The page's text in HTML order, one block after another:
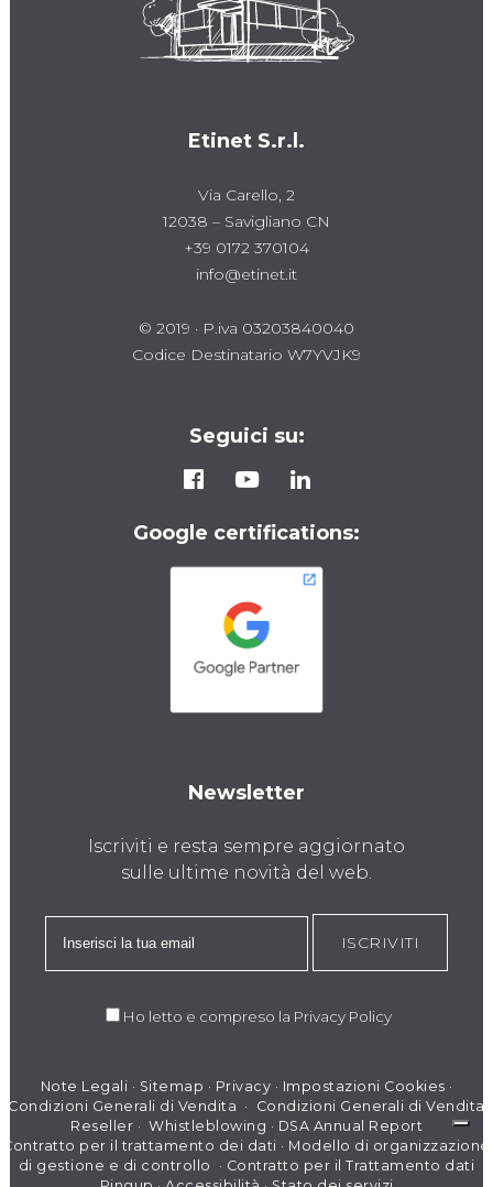
Etinet S.r.l.
Via Carello, 2
12038 – Savigliano CN
+39 0172 370104
info@etinet.it
© 2019 · P.iva 03203840040
Codice Destinatario W7YVJK9
Seguici su:
Google certifications:
Newsletter
Iscriviti e resta sempre aggiornato
sulle ultime novità del web.
ISCRIVITI
Ho letto e compreso la Privacy Policy
Note Legali · Sitemap · Privacy · Impostazioni Cookies ·
Condizioni Generali di Vendita · Condizioni Generali di Vendita
Reseller · Whistleblowing · DSA Annual Report
Contratto per il trattamento dei dati · Modello di organizzazione
di gestione e di controllo
· Contratto per il Trattamento dati